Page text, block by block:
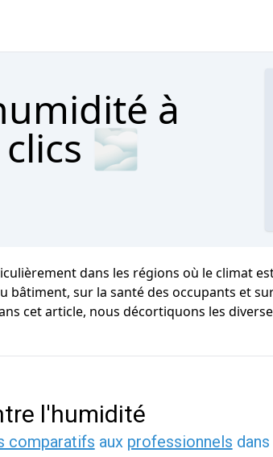
à
clics 🌫
dans les régions où le climat
sur la santé des occupants et
cet article, nous décortiquons les
l'humidité
comparatifs aux professionnels dans